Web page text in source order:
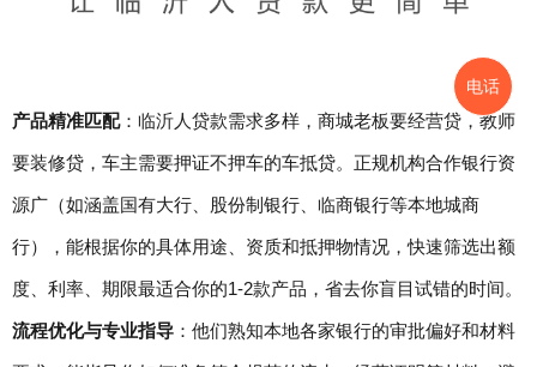
产品精准匹配：临沂人贷款需求多样，商城老板要经营贷，教师
要装修贷，车主需要押证不押车的车抵贷。正规机构合作银行资
源广（如涵盖国有大行、股份制银行、临商银行等本地城商
行），能根据你的具体用途、资质和抵押物情况，快速筛选出额
度、利率、期限最适合你的1-2款产品，省去你盲目试错的时间。
流程优化与专业指导 ：他们熟知本地各家银行的审批偏好和材料
电话